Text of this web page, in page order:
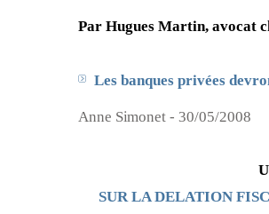
Par Hugues Martin, avocat
Les banques privées
Anne Simonet -30/05/2008
SUR LA DELATION